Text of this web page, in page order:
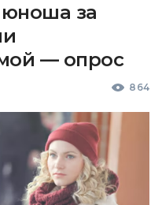
за
— опрос
864